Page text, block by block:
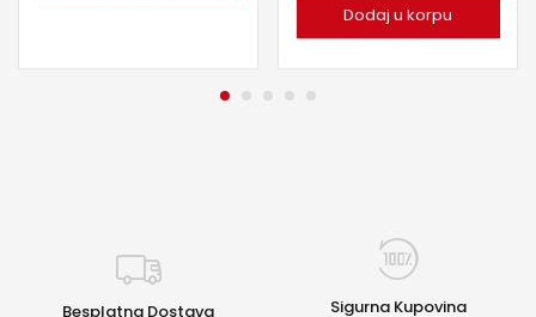
Dodaj u korpu
Besplatna Dostava Sigurna Kupovina